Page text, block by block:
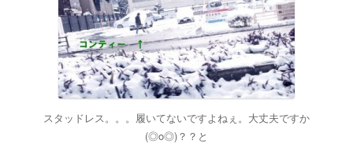
スタッドレス。。。履いてないですよねぇ。大丈夫ですか
(◎o◎)？？と